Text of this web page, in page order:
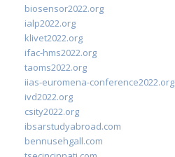
biosensor2022.org
ialp2022.org
klivet2022.org
ifac-hms2022.org
taoms2022.org
iias-euromena-conference2022.org
ivd2022.org
csity2022.org
ibsarstudyabroad.com
bennusehgall.com